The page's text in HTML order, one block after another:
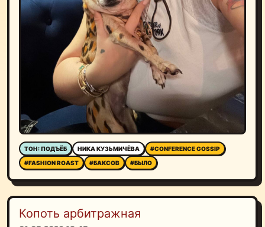
ТОН: ПОДЪЁБ НИКА КУЗЬМИЧЁВА
#CONFERENCE GOSSIP
#FASHION ROAST
#БАКСОВ #БЫЛО
Копоть арбитражная